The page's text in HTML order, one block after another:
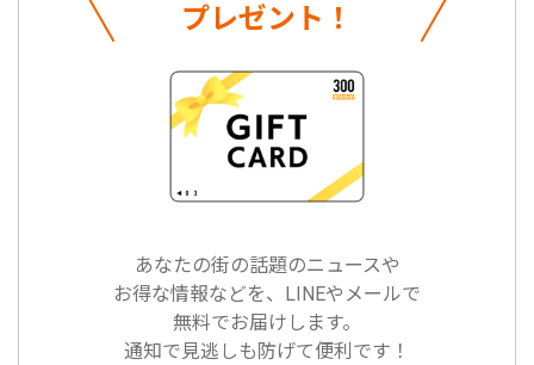
プレゼント！
あなたの街の話題のニュースや
お得な情報などを、LINEやメールで
無料でお届けします。
通知で見逃しも防げて便利です！